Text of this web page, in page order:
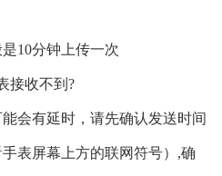
10分钟上传一次
接收不到?
会有延时，请先确认发送时间
表屏幕上方的联网符号）,确